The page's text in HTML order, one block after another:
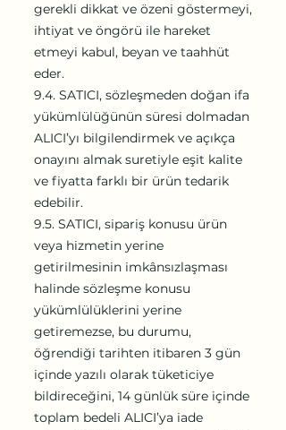
gerekli dikkat ve özeni göstermeyi,
ihtiyat ve öngörü ile hareket
etmeyi kabul, beyan ve taahhüt
eder.
9.4. SATICI, sözleşmeden doğan ifa
yükümlülüğünün süresi dolmadan
ALICI’yı bilgilendirmek ve açıkça
onayını almak suretiyle eşit kalite
ve fiyatta farklı bir ürün tedarik
edebilir.
9.5. SATICI, sipariş konusu ürün
veya hizmetin yerine
getirilmesinin imkânsızlaşması
halinde sözleşme konusu
yükümlülüklerini yerine
getiremezse, bu durumu,
öğrendiği tarihten itibaren 3 gün
içinde yazılı olarak tüketiciye
bildireceğini, 14 günlük süre içinde
toplam bedeli ALICI’ya iade